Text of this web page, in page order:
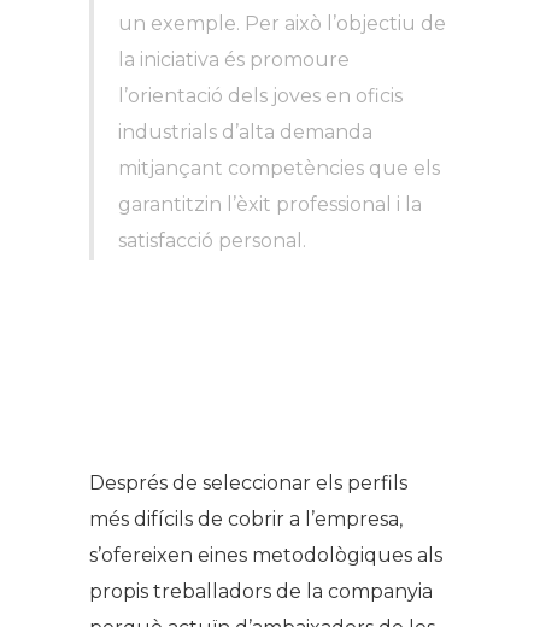
un exemple. Per això l’objectiu de
la iniciativa és promoure
l’orientació dels joves en oficis
industrials d’alta demanda
mitjançant competències que els
garantitzin l’èxit professional i la
satisfacció personal.
Després de seleccionar els perfils
més difícils de cobrir a l’empresa,
s’ofereixen eines metodològiques als
propis treballadors de la companyia